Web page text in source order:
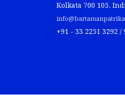
Kolkata 700 105,
+91 - 33 2251 3292 /